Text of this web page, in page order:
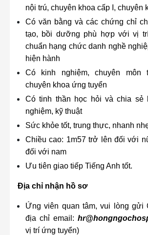
nội trú, chuyên khoa cấp I, chuyên
Có văn bằng và các chứng chỉ
tạo, bồi dưỡng phù hợp với vị
chuẩn hạng chức danh nghề
hiện hành
Có kinh nghiệm, chuyên môn
chuyên khoa ứng tuyển
Có tinh thần học hỏi và chia sẻ
nghiệm, kỹ thuật
Sức khỏe tốt, trung thực, nhanh
Chiều cao: 1m57 trở lên đối với
đối với nam
Ưu tiên giao tiếp Tiếng Anh tốt.
Địa chỉ nhận hồ sơ
Ứng viên quan tâm, vui lòng gửi
địa chỉ email:
vị trí ứng tuyển)